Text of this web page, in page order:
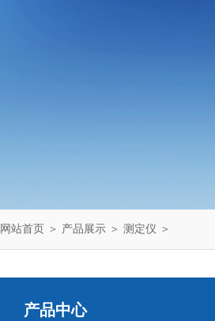
网站首页 ＞ 产品展示 ＞ 测定仪 ＞
产品中心